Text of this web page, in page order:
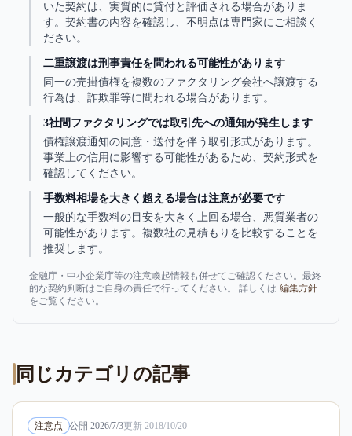
いた契約は、実質的に貸付と評価される場合がありま
す。契約書の内容を確認し、不明点は専門家にご相談く
ださい。
二重譲渡は刑事責任を問われる可能性があります
同一の売掛債権を複数のファクタリング会社へ譲渡する
行為は、詐欺罪等に問われる場合があります。
3社間ファクタリングでは取引先への通知が発生します
債権譲渡通知の同意・送付を伴う取引形式があります。
事業上の信用に影響する可能性があるため、契約形式を
確認してください。
手数料相場を大きく超える場合は注意が必要です
一般的な手数料の目安を大きく上回る場合、悪質業者の
可能性があります。複数社の見積もりを比較することを
推奨します。
金融庁・中小企業庁等の注意喚起情報も併せてご確認ください。最終
的な契約判断はご自身の責任で行ってください。 詳しくは 編集方針
をご覧ください。
同じカテゴリの記事
注意点 公開 2026/7/3更新 2018/10/20